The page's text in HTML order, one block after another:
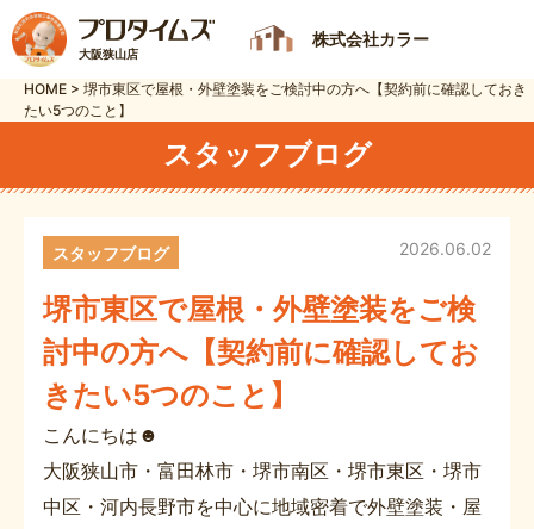
大阪狭山店
株式会社カラー
HOME > 堺市東区で屋根・外壁塗装をご検討中の方へ【契約前に確認しておき
たい5つのこと】
スタッフブログ
堺市東区で屋根・外壁塗装をご検
討中の方へ【契約前に確認してお
きたい5つのこと】
2026.06.02
スタッフブログ
こんにちは☻
大阪狭山市・富田林市・堺市南区・堺市東区・堺市
中区・河内長野市を中心に地域密着で外壁塗装・屋